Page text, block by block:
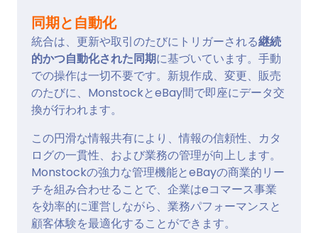
同期と自動化
統合は、更新や取引のたびにトリガーされる継続
的かつ自動化された同期に基づいています。手動
での操作は一切不要です。新規作成、変更、販売
のたびに、MonstockとeBay間で即座にデータ交
換が行われます。
この円滑な情報共有により、情報の信頼性、カタ
ログの一貫性、および業務の管理が向上します。
Monstockの強力な管理機能とeBayの商業的リー
チを組み合わせることで、企業はeコマース事業
を効率的に運営しながら、業務パフォーマンスと
顧客体験を最適化することができます。